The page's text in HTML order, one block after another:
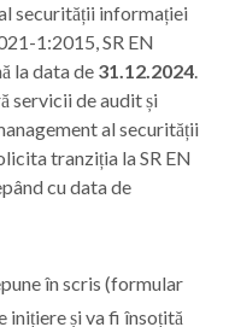
securității informației
1:2015, SR EN
la data de 31.12.2024.
servicii de audit și
al securității
tranziția la SR EN
cu data de
în scris (formular
inițiere și va fi însoțită